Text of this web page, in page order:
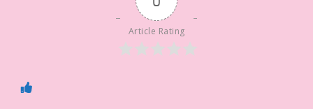
Article Rating